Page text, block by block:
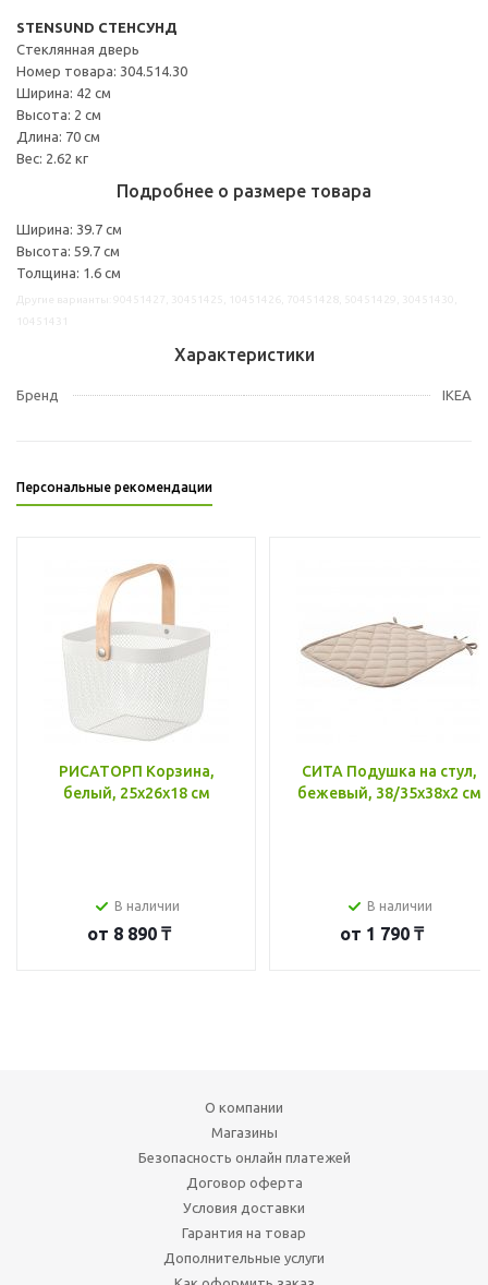
STENSUND СТЕНСУНД
Стеклянная дверь
Номер товара: 304.514.30
Ширина: 42 см
Высота: 2 см
Длина: 70 см
Вес: 2.62 кг
Подробнее о размере товара
Ширина: 39.7 см
Высота: 59.7 см
Толщина: 1.6 см
Характеристики
Бренд IKEA
Персональные рекомендации
РИСАТОРП Корзина,
белый, 25x26x18 см
В наличии
от 8 890 ₸
СИТА Подушка на стул,
бежевый, 38/35x38x2 см
В наличии
от 1 790 ₸
О компании
Магазины
Безопасность онлайн платежей
Договор оферта
Условия доставки
Гарантия на товар
Дополнительные услуги